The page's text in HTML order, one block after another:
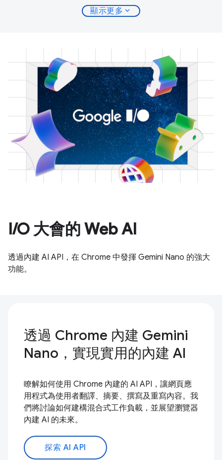
顯示更多 expand_more
I/O 大會的 Web AI
透過內建 AI API，在 Chrome 中發揮 Gemini Nano 的強大
功能。
透過 Chrome 內建 Gemini
Nano，實現實用的內建 AI
瞭解如何使用 Chrome 內建的 AI API，讓網頁應
用程式為使用者翻譯、摘要、撰寫及重寫內容。我
們將討論如何建構混合式工作負載，並展望瀏覽器
內建 AI 的未來。
探索 AI API